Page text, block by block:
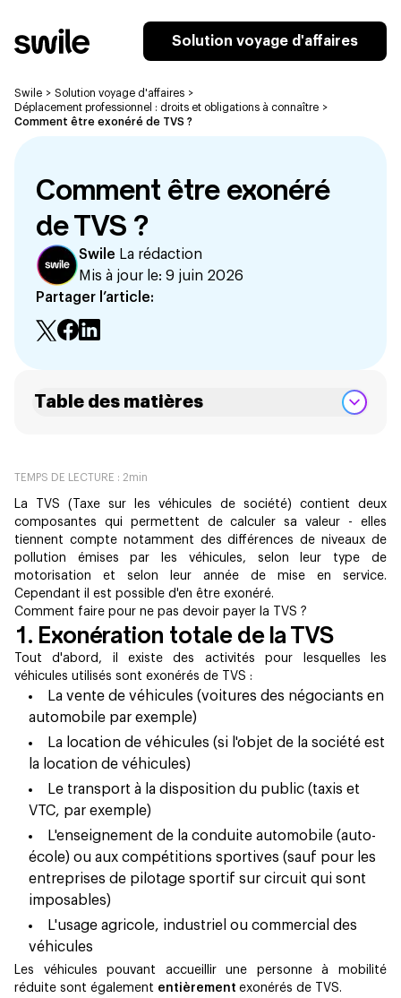
Solution voyage d'affaires
Swile > Solution voyage d'affaires >
Déplacement professionnel : droits et obligations à connaître >
Comment être exonéré de TVS ?
Comment être exonéré
de TVS ?
Swile La rédaction
Mis à jour le: 9 juin 2026
Partager l’article:
TEMPS DE LECTURE : 2min
La TVS (Taxe sur les véhicules de société) contient deux
composantes qui permettent de calculer sa valeur - elles
tiennent compte notamment des différences de niveaux de
pollution émises par les véhicules, selon leur type de
motorisation et selon leur année de mise en service.
Cependant il est possible d'en être exonéré.
Comment faire pour ne pas devoir payer la TVS ?
1. Exonération totale de la TVS
Tout d'abord, il existe des activités pour lesquelles les
véhicules utilisés sont exonérés de TVS :
La vente de véhicules (voitures des négociants en
automobile par exemple)
La location de véhicules (si l'objet de la société est
la location de véhicules)
Le transport à la disposition du public (taxis et
VTC, par exemple)
L'enseignement de la conduite automobile (auto-
école) ou aux compétitions sportives (sauf pour les
entreprises de pilotage sportif sur circuit qui sont
imposables)
L'usage agricole, industriel ou commercial des
véhicules
Les véhicules pouvant accueillir une personne à mobilité
réduite sont également entièrement exonérés de TVS.
Table des matières